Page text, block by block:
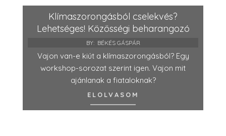
Klímaszorongásból cselekvés?
Lehetséges! Közösségi beharangozó
BY: BÉKÉS GÁSPÁR
Vajon van-e kiút a klímaszorongásból? Egy
workshop-sorozat szerint igen. Vajon mit
ajánlanak a fiataloknak?
ELOLVASOM